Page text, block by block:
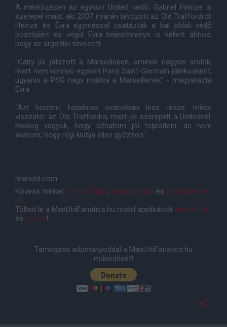
A mérkõzésen az egykori United védõ, Gabriel Heinze is
szerepel majd, aki 2007 nyarán távozott az Old Traffordról.
Heinze és Evra egymással csatáztak a bal oldali védõ
posztjáért és végül Evra teljesítménye is kellett ahhoz,
hogy az argentin távozott.
"Gaby jól játszott a Marseilleben, aminek nagyon örülök,
mert nem könnyû egykori Paris Saint-Germain játékosként,
ugyanis a PSG nagy riválisa a Marseillenek" - magyarázta
Evra.
"Azt hiszem, hatalmas ovációban lesz része, mikor
visszatér az Old Traffordra, mert jól szerepelt a Unitednél.
Boldog vagyok, hogy láthatom jól teljesíteni, de nem
akarom, hogy régi klubja ellen gyõzzön."
manutd.com
Kövess minket Facebookon, Instagramon és YouTube-on
is!
Töltsd le a ManUtdFanatics.hu mobil applikációt Androidra
és iOS-re!
Támogasd adományoddal a ManUtdFanatics.hu
működését!